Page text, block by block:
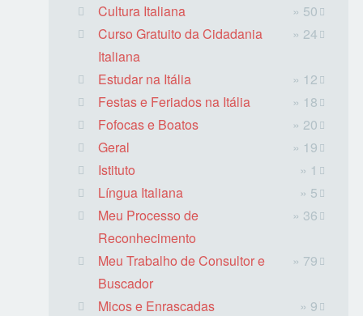
Cultura Italiana
» 50
Curso Gratuito da Cidadania
Italiana
» 24
Estudar na Itália
» 12
Festas e Feriados na Itália
» 18
Fofocas e Boatos
» 20
Geral
» 19
Istituto
» 1
Língua Italiana
» 5
Meu Processo de
Reconhecimento
» 36
Meu Trabalho de Consultor e
Buscador
» 79
Micos e Enrascadas
» 9